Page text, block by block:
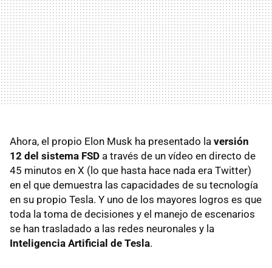
Ahora, el propio Elon Musk ha presentado la versión
12 del sistema FSD a través de un vídeo en directo de
45 minutos en X (lo que hasta hace nada era Twitter)
en el que demuestra las capacidades de su tecnología
en su propio Tesla. Y uno de los mayores logros es que
toda la toma de decisiones y el manejo de escenarios
se han trasladado a las redes neuronales y la
Inteligencia Artificial de Tesla.